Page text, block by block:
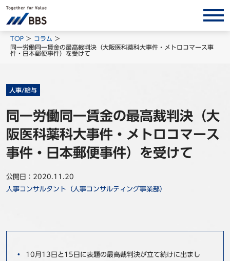
サービス/ソリューション
経営会計コンサルティング
インサイト
コラム
ホワイトペーパー
TOP
コラム
同一労働同一賃金の最高裁判決（大阪医科薬科大事件・メトロコマース事
件・日本郵便事件）を受けて
人事/給与
同一労働同一賃金の最高裁判決（大
阪医科薬科大事件・メトロコマース
事件・日本郵便事件）を受けて
公開日：2020.11.20
人事コンサルタント（人事コンサルティング事業部）
10月13日と15日に表題の最高裁判決が立て続けに出まし